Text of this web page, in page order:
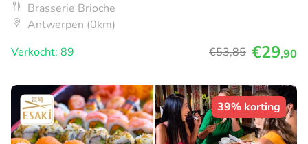
Brasserie Brioche
Antwerpen (0km)
Verkocht: 89
€53,85 €29,90
39% korting